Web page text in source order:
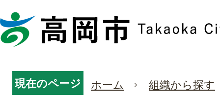
現在のページ ホーム 組織から探す